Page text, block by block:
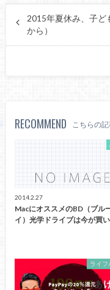
2015年夏休み、子ど
から）
RECOMMEND こちらの
2014.2.27
MacにオススメのBD（ブル
イ）光学ドライブは今が買い
ライフ